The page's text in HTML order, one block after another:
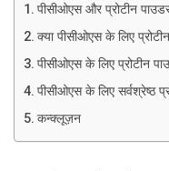
पीसीओएस और प्रोटीन
क्या पीसीओएस के लिए
पीसीओएस के लिए प्रोटीन
पीसीओएस के लिए सर्वश्रेष्ठ
कन्क्लूज़न